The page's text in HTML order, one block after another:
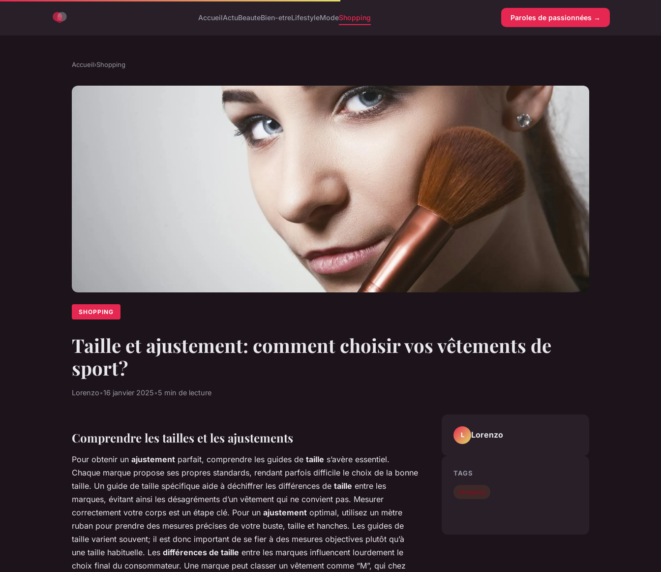
AccueilActuBeauteBien-etreLifestyleModeShopping Paroles de passionnées →
Accueil›Shopping
SHOPPING
Taille et ajustement: comment choisir vos vêtements de
sport?
Lorenzo•16 janvier 2025•5 min de lecture
Comprendre les tailles et les ajustements
Pour obtenir un ajustement parfait, comprendre les guides de taille s’avère essentiel.
Chaque marque propose ses propres standards, rendant parfois difficile le choix de la bonne
taille. Un guide de taille spécifique aide à déchiffrer les différences de taille entre les
marques, évitant ainsi les désagréments d’un vêtement qui ne convient pas. Mesurer
correctement votre corps est un étape clé. Pour un ajustement optimal, utilisez un mètre
ruban pour prendre des mesures précises de votre buste, taille et hanches. Les guides de
taille varient souvent; il est donc important de se fier à des mesures objectives plutôt qu’à
une taille habituelle. Les différences de taille entre les marques influencent lourdement le
choix final du consommateur. Une marque peut classer un vêtement comme “M”, qui chez
L Lorenzo
TAGS
Shopping